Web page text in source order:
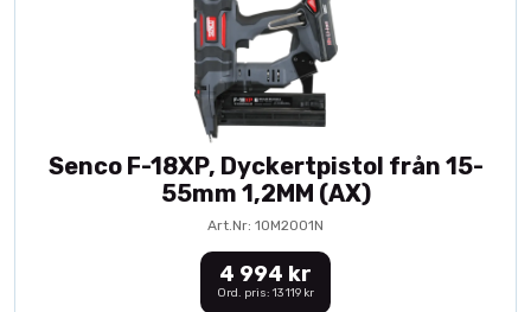
Senco F-18XP, Dyckertpistol från 15-
55mm 1,2MM (AX)
Art.Nr: 10M2001N
4 994 kr
Ord. pris: 13 119 kr